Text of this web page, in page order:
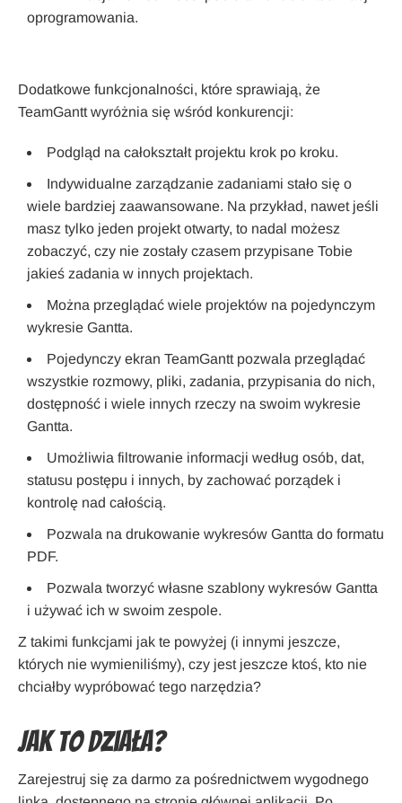
oprogramowania.
Dodatkowe funkcjonalności, które sprawiają, że
TeamGantt wyróżnia się wśród konkurencji:
Podgląd na całokształt projektu krok po kroku.
Indywidualne zarządzanie zadaniami stało się o
wiele bardziej zaawansowane. Na przykład, nawet jeśli
masz tylko jeden projekt otwarty, to nadal możesz
zobaczyć, czy nie zostały czasem przypisane Tobie
jakieś zadania w innych projektach.
Można przeglądać wiele projektów na pojedynczym
wykresie Gantta.
Pojedynczy ekran TeamGantt pozwala przeglądać
wszystkie rozmowy, pliki, zadania, przypisania do nich,
dostępność i wiele innych rzeczy na swoim wykresie
Gantta.
Umożliwia filtrowanie informacji według osób, dat,
statusu postępu i innych, by zachować porządek i
kontrolę nad całością.
Pozwala na drukowanie wykresów Gantta do formatu
PDF.
Pozwala tworzyć własne szablony wykresów Gantta
i używać ich w swoim zespole.
Z takimi funkcjami jak te powyżej (i innymi jeszcze,
których nie wymieniliśmy), czy jest jeszcze ktoś, kto nie
chciałby wypróbować tego narzędzia?
Jak to działa?
Zarejestruj się za darmo za pośrednictwem wygodnego